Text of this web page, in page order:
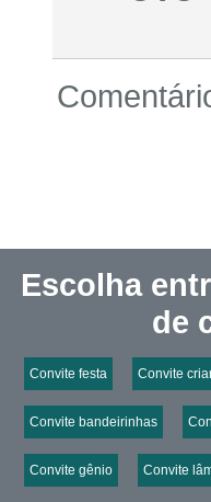
Escolha
de
Convite festa Convite
Convite bandeirinhas
Convite gênio Convite